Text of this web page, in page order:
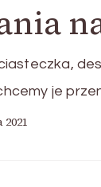
je